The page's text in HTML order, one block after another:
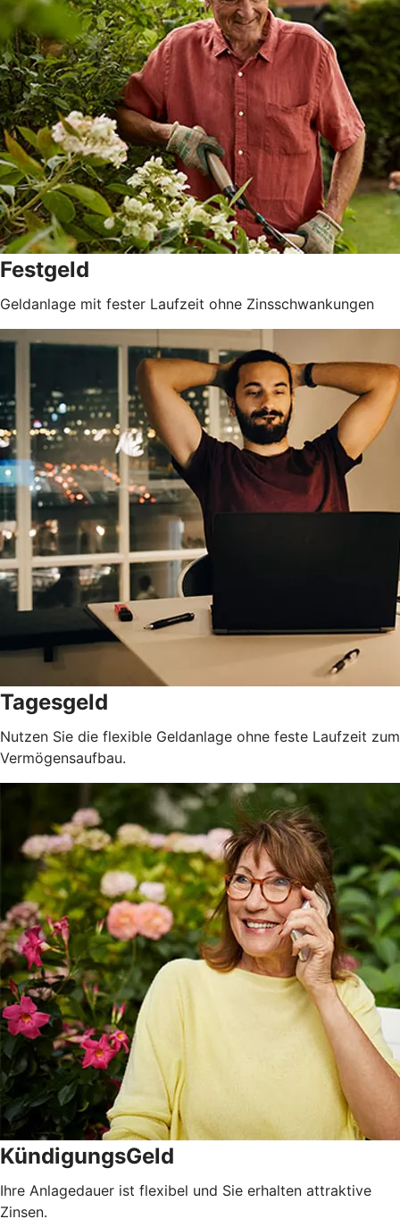
Festgeld
Geldanlage mit fester Laufzeit ohne Zinsschwankungen
Tagesgeld
Nutzen Sie die flexible Geldanlage ohne feste Laufzeit zum
Vermögensaufbau.
KündigungsGeld
Ihre Anlagedauer ist flexibel und Sie erhalten attraktive
Zinsen.